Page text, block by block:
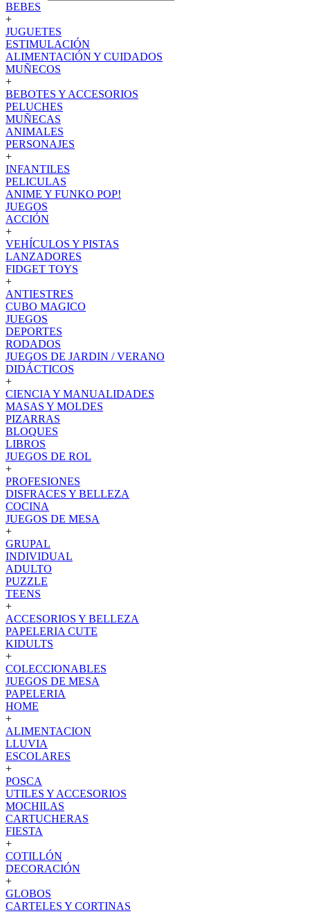
BEBES
+
JUGUETES
ESTIMULACIÓN
ALIMENTACIÓN Y CUIDADOS
MUÑECOS
+
BEBOTES Y ACCESORIOS
PELUCHES
MUÑECAS
ANIMALES
PERSONAJES
+
INFANTILES
PELICULAS
ANIME Y FUNKO POP!
JUEGOS
ACCIÓN
+
VEHÍCULOS Y PISTAS
LANZADORES
FIDGET TOYS
+
ANTIESTRES
CUBO MAGICO
JUEGOS
DEPORTES
RODADOS
JUEGOS DE JARDIN / VERANO
DIDÁCTICOS
+
CIENCIA Y MANUALIDADES
MASAS Y MOLDES
PIZARRAS
BLOQUES
LIBROS
JUEGOS DE ROL
+
PROFESIONES
DISFRACES Y BELLEZA
COCINA
JUEGOS DE MESA
+
GRUPAL
INDIVIDUAL
ADULTO
PUZZLE
TEENS
+
ACCESORIOS Y BELLEZA
PAPELERIA CUTE
KIDULTS
+
COLECCIONABLES
JUEGOS DE MESA
PAPELERIA
HOME
+
ALIMENTACION
LLUVIA
ESCOLARES
+
POSCA
UTILES Y ACCESORIOS
MOCHILAS
CARTUCHERAS
FIESTA
+
COTILLÓN
DECORACIÓN
+
GLOBOS
CARTELES Y CORTINAS